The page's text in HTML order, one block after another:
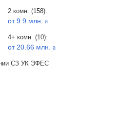
2 комн. (158):
от 9.9 млн. a
4+ комн. (10):
от 20.66 млн. a